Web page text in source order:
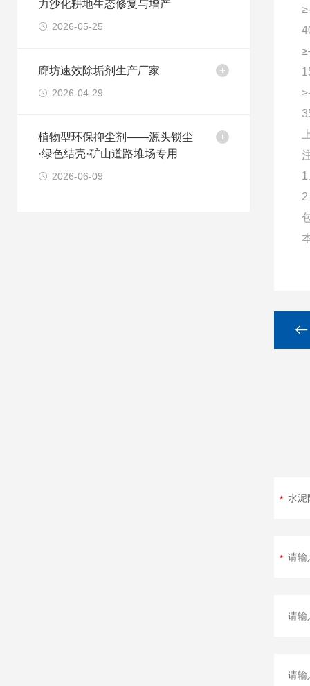
力沙化耕地生态修复与增产
2026-05-25
廊坊速效除垢剂生产厂家
2026-04-29
植物型环保抑尘剂——源头锁尘
·绿色结壳·矿山道路堆场专用
2026-06-09